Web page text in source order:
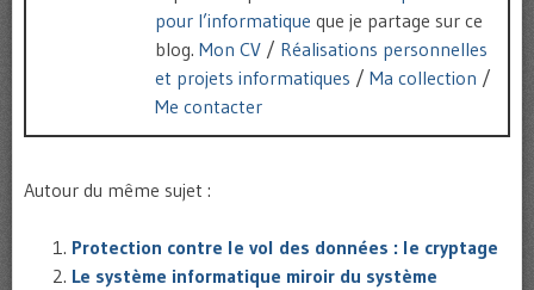
pour l’informatique que je partage sur ce
blog. Mon CV / Réalisations personnelles
et projets informatiques / Ma collection /
Me contacter
Autour du même sujet :
Protection contre le vol des données : le cryptage
Le système informatique miroir du système